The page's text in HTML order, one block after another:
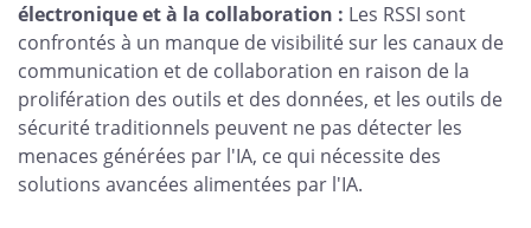
électronique et à la collaboration : Les RSSI sont
confrontés à un manque de visibilité sur les canaux de
communication et de collaboration en raison de la
prolifération des outils et des données, et les outils de
sécurité traditionnels peuvent ne pas détecter les
menaces générées par l'IA, ce qui nécessite des
solutions avancées alimentées par l'IA.